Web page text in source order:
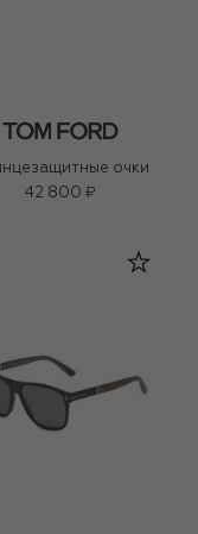
очки
42 800 ₽